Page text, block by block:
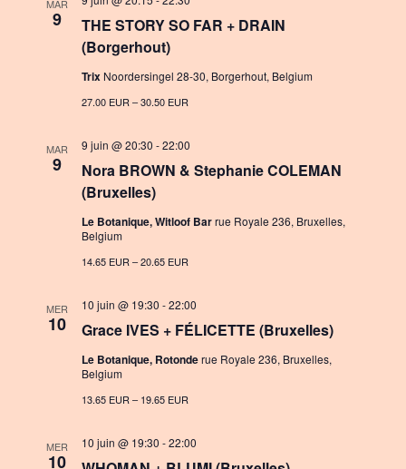
MAR
9
THE STORY SO FAR + DRAIN
(Borgerhout)
Trix Noordersingel 28-30, Borgerhout, Belgium
27.00 EUR – 30.50 EUR
MAR
9
Nora BROWN & Stephanie COLEMAN
(Bruxelles)
9 juin @ 20:30 -22:00
Le Botanique, Witloof Barrue Royale 236, Bruxelles,
Belgium
14.65 EUR – 20.65 EUR
MER
10 Grace IVES + FÉLICETTE (Bruxelles)
10 juin @ 19:30 -22:00
Le Botanique, Rotonderue Royale 236, Bruxelles,
Belgium
13.65 EUR – 19.65 EUR
MER
10
10 juin @ 19:30 -22:00